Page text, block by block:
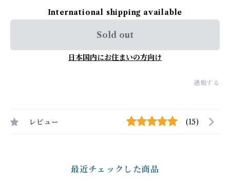
International shipping available
Sold out
日本国内にお住まいの方向け
通報する
レビュー (15)
最近チェックした商品